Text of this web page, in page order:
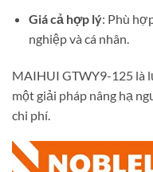
Giá cả hợp lý: Phù
nghiệp và cá nhân.
MAIHUI GTWY9-125 là
một giải pháp nâng hạ
chi phí.